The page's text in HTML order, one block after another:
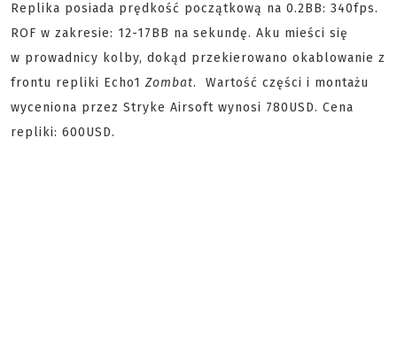
Replika posiada prędkość początkową na 0.2BB: 340fps.
ROF w zakresie: 12-17BB na sekundę. Aku mieści się
w prowadnicy kolby, dokąd przekierowano okablowanie z
frontu repliki Echo1 Zombat. Wartość części i montażu
wyceniona przez Stryke Airsoft wynosi 780USD. Cena
repliki: 600USD.